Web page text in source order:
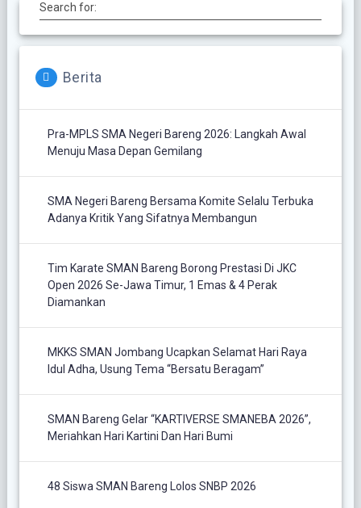
Search for:
Berita
Pra-MPLS SMA Negeri Bareng 2026: Langkah Awal
Menuju Masa Depan Gemilang
SMA Negeri Bareng Bersama Komite Selalu Terbuka
Adanya Kritik Yang Sifatnya Membangun
Tim Karate SMAN Bareng Borong Prestasi Di JKC
Open 2026 Se-Jawa Timur, 1 Emas & 4 Perak
Diamankan
MKKS SMAN Jombang Ucapkan Selamat Hari Raya
Idul Adha, Usung Tema “Bersatu Beragam”
SMAN Bareng Gelar “KARTIVERSE SMANEBA 2026”,
Meriahkan Hari Kartini Dan Hari Bumi
48 Siswa SMAN Bareng Lolos SNBP 2026